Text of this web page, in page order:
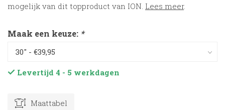
mogelijk van dit topproduct van ION. Lees meer.
Maak een keuze: *
Levertijd 4 - 5 werkdagen
Maattabel